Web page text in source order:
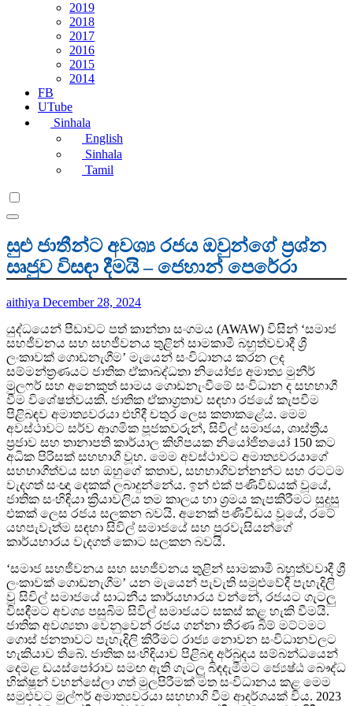
2019
2018
2017
2016
2015
2014
FB
UTube
Sinhala
English
Sinhala
Tamil
සුළු ජාතීන්ට අවශ්‍ය රජය ඔවුන්ගේ ප්‍රශ්න
සෘජුව විසඳා දීමයි – ජෙහාන් පෙරේරා
aithiya December 28, 2024
යුද්ධයෙන් පීඩාවට පත් කාන්තා සංගමය (AWAW) විසින් ‘සමාජ
සහජීවනය සහ සහජීවනය තුළින් සාමකාමී බහුත්වවාදී ශ්‍රී
ලංකාවක් ගොඩනැගීම’ මැයෙන් සංවිධානය කරන ලද
සම්මන්ත්‍රණයට ජාතික ඒකාබද්ධතා නියෝජ්‍ය අමාත්‍ය මුනීර්
මුලෆර් සහ අනෙකුත් සාමය ගොඩනැංවීමේ සංවිධාන ද සහභාගී
වීම විශේෂත්වයකි. ජාතික ඒකාග්‍රතාව සඳහා රජයේ කැපවීම
පිළිබඳව අමාත්‍යවරයා එහිදී චතුර ලෙස කතාකළේය. මෙම
අවස්ථාවට සර්ව ආගමික පූජකවරුන්, සිවිල් සමාජය, ශාස්ත්‍රීය
ප්‍රජාව සහ තානාපති කාර්යාල කිහිපයක නියෝජිතයෝ 150 කට
අධික පිරිසක් සහභාගී වූහ. මෙම අවස්ථාවට අමාත්‍යවරයාගේ
සහභාගීත්වය සහ ඔහුගේ කතාව, සහභාගිවන්නන්ට සහ රටටම
වැදගත් සංඥා දෙකක් ලබාදුන්නේය. ඉන් එක් පණිවිඩයක් වූයේ,
ජාතික සංහිඳියා ක්‍රියාවලිය තම කාලය හා ශ්‍රමය කැපකිරීමට සුදුසු
එකක් ලෙස රජය සලකන බවයි. අනෙක් පණිවිඩය වූයේ, රටේ
යහපැවැත්ම සඳහා සිවිල් සමාජයේ සහ පුරවැසියන්ගේ
කාර්යභාරය වැදගත් කොට සලකන බවයි.
‘සමාජ සහජීවනය සහ සහජීවනය තුළින් සාමකාමී බහුත්වවාදී ශ්‍රී
ලංකාවක් ගොඩනැගීම’ යන මැයෙන් පැවැති සමුළුවේදී පැහැදිලි
වූ සිවිල් සමාජයේ සාධනීය කාර්යභාරය වන්නේ, රජයට ගැටලු
විසඳීමට අවශ්‍ය පසුබිම සිවිල් සමාජයට සකස් කළ හැකි වීමයි.
ජාතික අවශ්‍යතා වෙනුවෙන් රජය ගන්නා තීරණ බිම් මට්ටමට
ගොස් ජනතාවට පැහැදිලි කිරීමට රාජ්‍ය නොවන සංවිධානවලට
හැකියාව තිබේ. ජාතික සංහිඳියාව පිළිබඳ අර්බුදය සම්බන්ධයෙන්
දෙමළ ඩයස්පෝරාව සමඟ ඇති ගැටලූ බිඳදැමීමට ජ්‍යෙෂ්ඨ බෞද්ධ
භික්ෂූන් වහන්සේලා ගත් මුලපිරීමක් මත සංවිධානය කළ මෙම
සමුළුවට මුල්ෆර් අමාත්‍යවරයා සහභාගි වීම ආදර්ශයක් විය. 2023